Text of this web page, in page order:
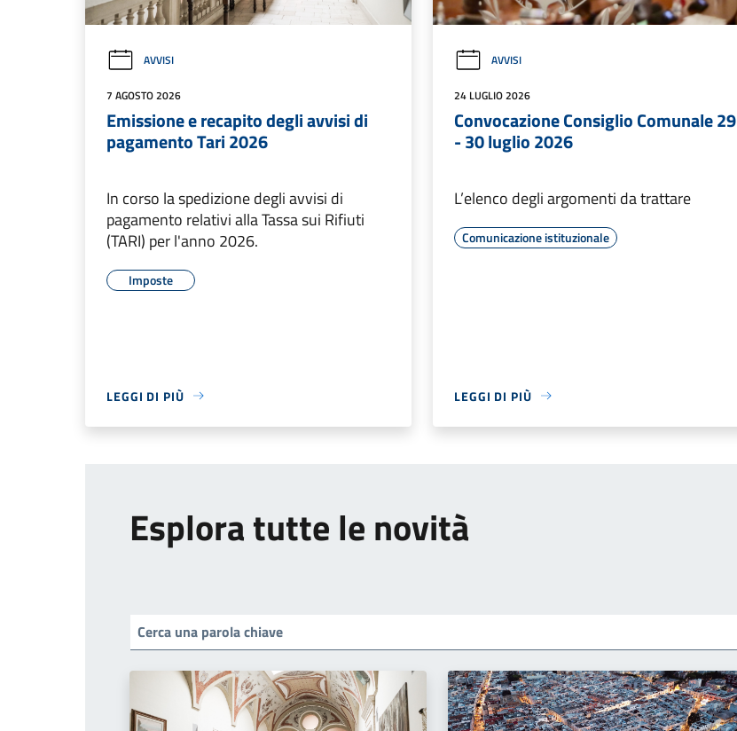
AVVISI
7 AGOSTO 2026
Emissione e recapito degli avvisi di
pagamento Tari 2026
In corso la spedizione degli avvisi di
pagamento relativi alla Tassa sui Rifiuti
(TARI) per l'anno 2026.
Imposte
LEGGI DI PIÙ
AVVISI
24 LUGLIO 2026
Convocazione Consiglio Comunale 29
- 30 luglio 2026
L’elenco degli argomenti da trattare
Comunicazione istituzionale
LEGGI DI PIÙ
Esplora tutte le novità